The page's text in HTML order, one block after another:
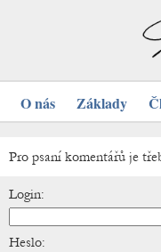
O nás Základy
Pro psaní komentářů je
Login:
Heslo: